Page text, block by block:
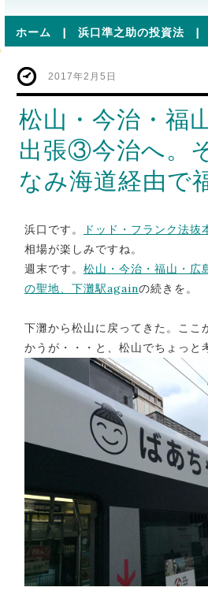
ホーム | 浜口準之助の投資法 |
2017年2月5日
松山・今治・福
出張③今治へ。
なみ海道経由で
浜口です。 ドッド・フランク法抜
相場が楽しみですね。
週末です。 松山・今治・福山・
の聖地、下灘駅againの続きを。
下灘から松山に戻ってきた。ここ
かうが・・・と、松山でちょっと